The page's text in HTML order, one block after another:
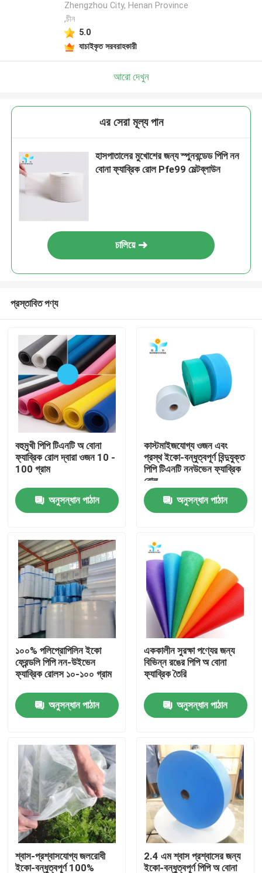
পণ্য
আমাদের সম্পর্কে
কারখানা ভ্রমণ
মান নিয়ন্ত্রণ
যোগাযোগ করুন
উদ্ধৃতির জন্য আবেদন
নিষ্পত্তিযোগ্য প্রতিরক্ষামূলক পরিধান
নিষ্পত্তিযোগ্য সুরক্ষা স্যুট
ডিসপোজেবল প্রতিরক্ষামূলক সামগ্রিক rall
Zhengzhou City, Henan Province
,চীন
5.0
যাচাইকৃত সরবরাহকারী
আরো দেখুন
এর সেরা মূল্য পান
হাসপাতালের মুখোশের জন্য স্পুনবন্ডেড পিপি নন
বোনা ফ্যাব্রিক রোল Pfe99 মেল্টব্লাউন
চালিয়ে
প্রস্তাবিত পণ্য
বহুমুখী পিপি টিএনটি অ বোনা
ফ্যাব্রিক রোল দ্বারা ওজন 10 -
100 গ্রাম
অনুসন্ধান পাঠান
কাস্টমাইজযোগ্য ওজন এবং
প্রস্থ ইকো-বন্ধুত্বপূর্ণ বিন্দুযুক্ত
পিপি টিএনটি ননউভেন ফ্যাব্রিক
রোল
অনুসন্ধান পাঠান
১০০% পলিপ্রোপিলিন ইকো
ফ্রেন্ডলি পিপি নন-উইভেন
ফ্যাব্রিক রোলস ১০-১০০ গ্রাম
অনুসন্ধান পাঠান
এককালীন সুরক্ষা পণ্যের জন্য
বিভিন্ন রঙের পিপি অ বোনা
ফ্যাব্রিক তৈরি
অনুসন্ধান পাঠান
শ্বাস-প্রশ্বাসযোগ্য জলরোধী
ইকো-বন্ধুত্বপূর্ণ 100%
2.4 এম শ্বাস প্রশ্বাসের জন্য
ইকো-বন্ধুত্বপূর্ণ পিপি অ বোনা